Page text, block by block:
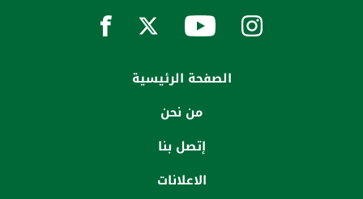
الصفحة الرئيسية
من نحن
إتصل بنا
الاعلانات